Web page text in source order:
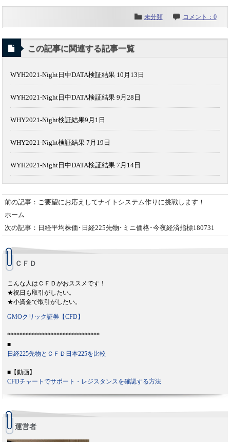
未分類 コメント：0
この記事に関連する記事一覧
WYH2021-Night日中DATA検証結果 10月13日
WYH2021-Night日中DATA検証結果 9月28日
WHY2021-Night検証結果9月1日
WHY2021-Night検証結果 7月19日
WYH2021-Night日中DATA検証結果 7月14日
前の記事：ご要望にお応えしてナイトシステム作りに挑戦します！
ホーム
次の記事：日経平均株価･日経225先物･ミニ価格･今夜経済指標180731
ＣＦＤ
こんな人はＣＦＤがおススメです！
★祝日も取引がしたい。
★小資金で取引がしたい。
GMOクリック証券【CFD】
******************************
■
日経225先物とＣＦＤ日本225を比較
■【動画】
CFDチャートでサポート・レジスタンスを確認する方法
運営者